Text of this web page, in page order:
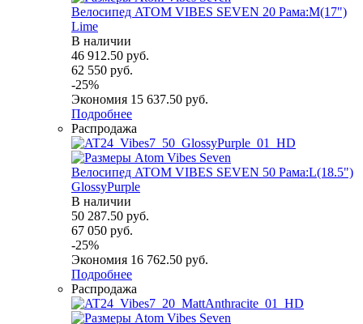
Велосипед ATOM VIBES SEVEN 20 Рама:M(17")
Lime
В наличии
46 912.50 руб.
62 550 руб.
-25%
Экономия 15 637.50 руб.
Подробнее
Распродажа
Велосипед ATOM VIBES SEVEN 50 Рама:L(18.5")
GlossyPurple
В наличии
50 287.50 руб.
67 050 руб.
-25%
Экономия 16 762.50 руб.
Подробнее
Распродажа